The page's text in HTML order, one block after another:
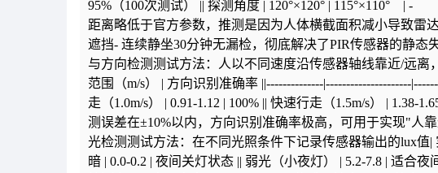
95%（100次测试） || 探测角度 | 120°×120° | 115°×110° |
距离略低于官方参数，推测是因为人体横截面积减小导致雷
遮挡- 连续静坐30分钟无漏检，彻底解决了PIR传感器的静态
与方向检测测试方法：人以不同速度沿传感器轴线靠近/远
范围（m/s） | 方向识别准确率 ||--------------|---------------------
走（1.0m/s） | 0.91-1.12 | 100% || 快速行走（1.5m/s） | 1.38-
测误差在±10%以内，方向识别准确率极高，可用于实现"人
光检测测试方法：在不同光照条件下记录传感器输出的lux值|
暗 | 0.0-0.2 | 夜间关灯状态 || 弱光（小夜灯） | 5.2-7.8 | 适合